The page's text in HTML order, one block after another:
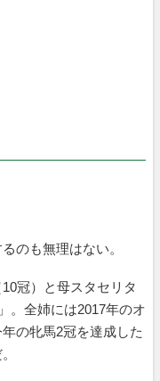
のも無理はない。
冠）と母スタセリタ
。全姉には2017年のオ
の牝馬2冠を達成した